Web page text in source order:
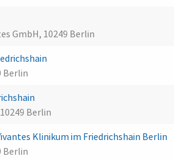
GmbH, 10249 Berlin
Berlin
Berlin
Klinikum im Friedrichshain Berlin
Berlin